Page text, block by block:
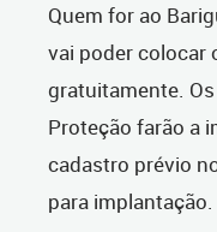
Quem for ao
vai poder colocar
gratuitamente.
Proteção farão a
cadastro prévio
para implantação.